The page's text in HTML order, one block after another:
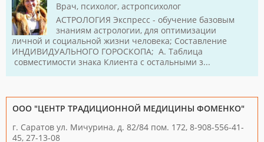
Врач, психолог, астропсихолог
АСТРОЛОГИЯ Экспресс - обучение базовым
знаниям астрологии, для оптимизации
личной и социальной жизни человека; Составление
ИНДИВИДУАЛЬНОГО ГОРОСКОПА; А. Таблица
совместимости знака Клиента с остальными з...
ООО "ЦЕНТР ТРАДИЦИОННОЙ МЕДИЦИНЫ ФОМЕНКО"
г. Саратов ул. Мичурина, д. 82/84 пом. 172, 8-908-556-41-
45, 27-13-08